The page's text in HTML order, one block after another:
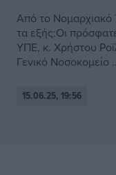
Από το
τα εξής:Οι
ΥΠΕ, κ. Χρήστου
Γενικό Νοσοκομείο
15.06.25, 19:56